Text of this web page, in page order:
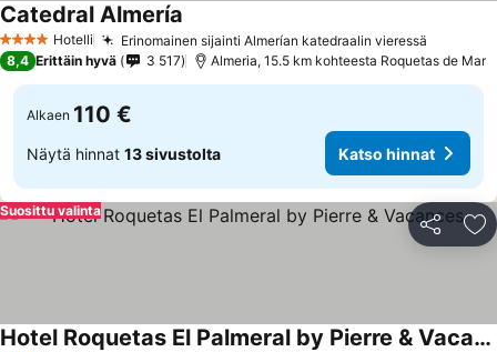
4 Tähtiluokitus
Hotelli Erinomainen sijainti Almerían katedraalin vieressä
Catedral Almería
8,4 Erittäin hyvä 3 517 Almeria, 15.5 km kohteesta Roquetas de Mar
Alkaen 110 €
Näytä hinnat 13 sivustolta Katso hinnat
Jaa
Suosittu valinta
Hotel Roquetas El Palmeral by Pierre & Vacances